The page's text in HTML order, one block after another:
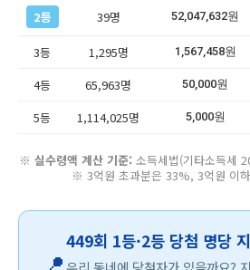
2등 39명 52,047,632원
3등 1,295명 1,567,458원
4등 65,963명 50,000원
5등 1,114,025명 5,000원
※ 실수령액 계산 기준: 소득세법(기타소득세
※ 3억원 초과분은 33%, 3억원 이
449회 1등·2등 당첨 명당